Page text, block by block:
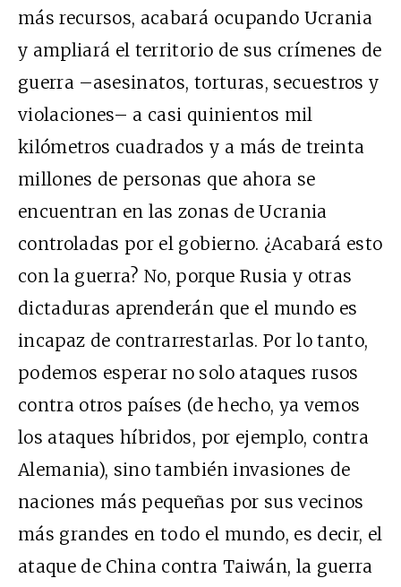
más recursos, acabará ocupando Ucrania
y ampliará el territorio de sus crímenes de
guerra –asesinatos, torturas, secuestros y
violaciones– a casi quinientos mil
kilómetros cuadrados y a más de treinta
millones de personas que ahora se
encuentran en las zonas de Ucrania
controladas por el gobierno. ¿Acabará esto
con la guerra? No, porque Rusia y otras
dictaduras aprenderán que el mundo es
incapaz de contrarrestarlas. Por lo tanto,
podemos esperar no solo ataques rusos
contra otros países (de hecho, ya vemos
los ataques híbridos, por ejemplo, contra
Alemania), sino también invasiones de
naciones más pequeñas por sus vecinos
más grandes en todo el mundo, es decir, el
ataque de China contra Taiwán, la guerra